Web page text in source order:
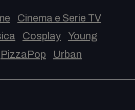
Cinema e Serie TV
Cosplay
Young
PizzaPop Urban